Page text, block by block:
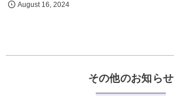
August 16, 2024
その他のお知らせ